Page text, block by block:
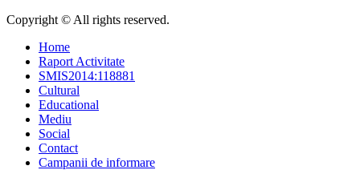
Copyright © All rights reserved.
Home
Raport Activitate
SMIS2014:118881
Cultural
Educational
Mediu
Social
Contact
Campanii de informare